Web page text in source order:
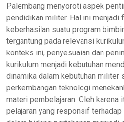
Palembang menyoroti aspek
pendidikan militer. Hal ini menjadi
keberhasilan suatu program
tergantung pada relevansi
konteks ini, penyesuaian dan
kurikulum menjadi kebutuhan
dinamika dalam kebutuhan militer
perkembangan teknologi
materi pembelajaran. Oleh karena
pelajaran yang responsif